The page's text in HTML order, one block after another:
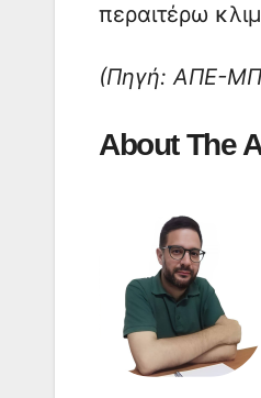
περαιτέρω
(Πηγή: ΑΠΕ-
About The